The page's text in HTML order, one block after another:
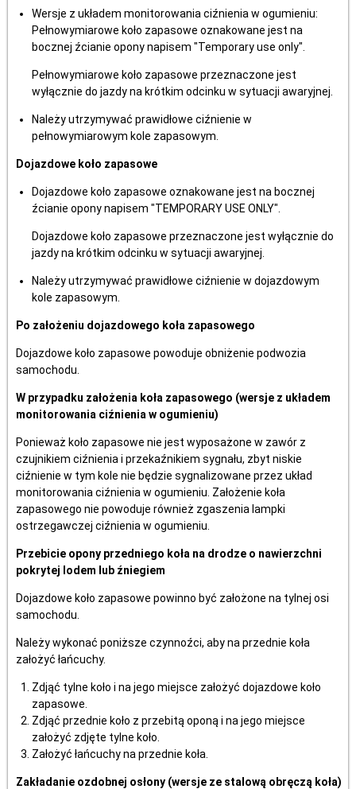
Wersje z układem monitorowania ciźnienia w ogumieniu:
Pełnowymiarowe koło zapasowe oznakowane jest na
bocznej źcianie opony napisem "Temporary use only".
Pełnowymiarowe koło zapasowe przeznaczone jest
wyłącznie do jazdy na krótkim odcinku w sytuacji awaryjnej.
Należy utrzymywać prawidłowe ciźnienie w
pełnowymiarowym kole zapasowym.
Dojazdowe koło zapasowe
Dojazdowe koło zapasowe oznakowane jest na bocznej
źcianie opony napisem "TEMPORARY USE ONLY".
Dojazdowe koło zapasowe przeznaczone jest wyłącznie do
jazdy na krótkim odcinku w sytuacji awaryjnej.
Należy utrzymywać prawidłowe ciźnienie w dojazdowym
kole zapasowym.
Po założeniu dojazdowego koła zapasowego
Dojazdowe koło zapasowe powoduje obniżenie podwozia
samochodu.
W przypadku założenia koła zapasowego (wersje z układem
monitorowania ciźnienia w ogumieniu)
Ponieważ koło zapasowe nie jest wyposażone w zawór z
czujnikiem ciźnienia i przekaźnikiem sygnału, zbyt niskie
ciźnienie w tym kole nie będzie sygnalizowane przez układ
monitorowania ciźnienia w ogumieniu. Założenie koła
zapasowego nie powoduje również zgaszenia lampki
ostrzegawczej ciźnienia w ogumieniu.
Przebicie opony przedniego koła na drodze o nawierzchni
pokrytej lodem lub źniegiem
Dojazdowe koło zapasowe powinno być założone na tylnej osi
samochodu.
Należy wykonać poniższe czynnoźci, aby na przednie koła
założyć łańcuchy.
Zdjąć tylne koło i na jego miejsce założyć dojazdowe koło
zapasowe.
Zdjąć przednie koło z przebitą oponą i na jego miejsce
założyć zdjęte tylne koło.
Założyć łańcuchy na przednie koła.
Zakładanie ozdobnej osłony (wersje ze stalową obręczą koła)